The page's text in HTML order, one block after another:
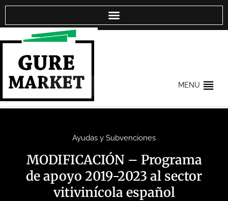
MENU
Ayudas y Subvenciones
MODIFICACIÓN – Programa
de apoyo 2019-2023 al sector
vitivinícola español